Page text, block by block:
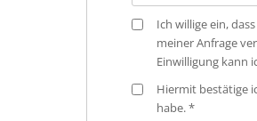
Ich willige ein,
meiner Anfrage
Einwilligung kann
Hiermit bestätige
habe. *